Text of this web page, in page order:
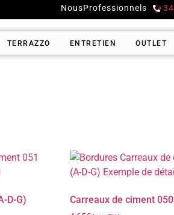
NousProfessionnels
TERRAZZO ENTRETIEN OUTLET
D-G) Carreaux de ciment